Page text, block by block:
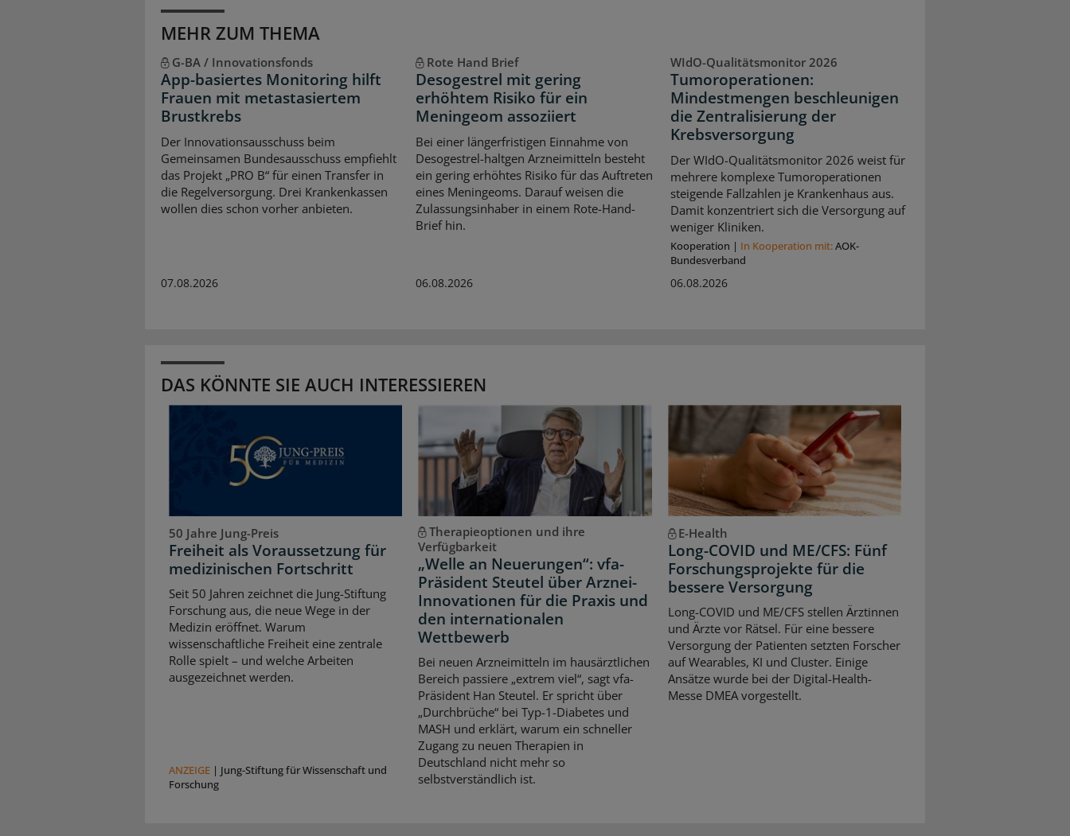
MEHR ZUM THEMA
G-BA / Innovationsfonds
App-basiertes Monitoring hilft
Frauen mit metastasiertem
Brustkrebs
Der Innovationsausschuss beim
Gemeinsamen Bundesausschuss empfiehlt
das Projekt „PRO B“ für einen Transfer in
die Regelversorgung. Drei Krankenkassen
wollen dies schon vorher anbieten.
07.08.2026
Rote Hand Brief
Desogestrel mit gering
erhöhtem Risiko für ein
Meningeom assoziiert
Bei einer längerfristigen Einnahme von
Desogestrel-haltgen Arzneimitteln besteht
ein gering erhöhtes Risiko für das Auftreten
eines Meningeoms. Darauf weisen die
Zulassungsinhaber in einem Rote-Hand-
Brief hin.
06.08.2026
WIdO-Qualitätsmonitor 2026
Tumoroperationen:
Mindestmengen beschleunigen
die Zentralisierung der
Krebsversorgung
Der WIdO-Qualitätsmonitor 2026 weist für
mehrere komplexe Tumoroperationen
steigende Fallzahlen je Krankenhaus aus.
Damit konzentriert sich die Versorgung auf
weniger Kliniken.
Kooperation | In Kooperation mit:AOK-
Bundesverband
06.08.2026
DAS KÖNNTE SIE AUCH INTERESSIEREN
50 Jahre Jung-Preis
Freiheit als Voraussetzung für
medizinischen Fortschritt
Seit 50 Jahren zeichnet die Jung-Stiftung
Forschung aus, die neue Wege in der
Medizin eröffnet. Warum
wissenschaftliche Freiheit eine zentrale
Rolle spielt – und welche Arbeiten
ausgezeichnet werden.
ANZEIGE | Jung-Stiftung für Wissenschaft und
Forschung
Therapieoptionen und ihre
Verfügbarkeit
„Welle an Neuerungen“: vfa-
Präsident Steutel über Arznei-
Innovationen für die Praxis und
den internationalen
Wettbewerb
Bei neuen Arzneimitteln im hausärztlichen
Bereich passiere „extrem viel“, sagt vfa-
Präsident Han Steutel. Er spricht über
„Durchbrüche“ bei Typ-1-Diabetes und
MASH und erklärt, warum ein schneller
Zugang zu neuen Therapien in
Deutschland nicht mehr so
selbstverständlich ist.
E-Health
Long-COVID und ME/CFS: Fünf
Forschungsprojekte für die
bessere Versorgung
Long-COVID und ME/CFS stellen Ärztinnen
und Ärzte vor Rätsel. Für eine bessere
Versorgung der Patienten setzten Forscher
auf Wearables, KI und Cluster. Einige
Ansätze wurde bei der Digital-Health-
Messe DMEA vorgestellt.